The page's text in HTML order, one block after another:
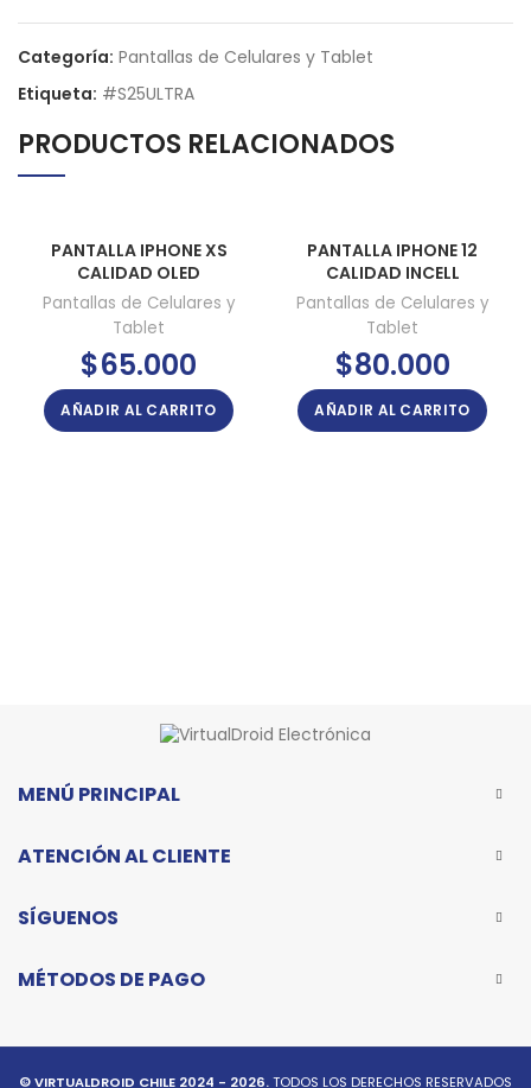
Categoría: Pantallas de Celulares y Tablet
Etiqueta: #S25ULTRA
PRODUCTOS RELACIONADOS
PANTALLA IPHONE XS
CALIDAD OLED
Pantallas de Celulares y
Tablet
$65.000
AÑADIR AL CARRITO
PANTALLA IPHONE 12
CALIDAD INCELL
Pantallas de Celulares y
Tablet
$80.000
AÑADIR AL CARRITO
MENÚ PRINCIPAL
ATENCIÓN AL CLIENTE
SÍGUENOS
MÉTODOS DE PAGO
© VIRTUALDROID CHILE 2024 - 2026.TODOS LOS DERECHOS RESERVADOS